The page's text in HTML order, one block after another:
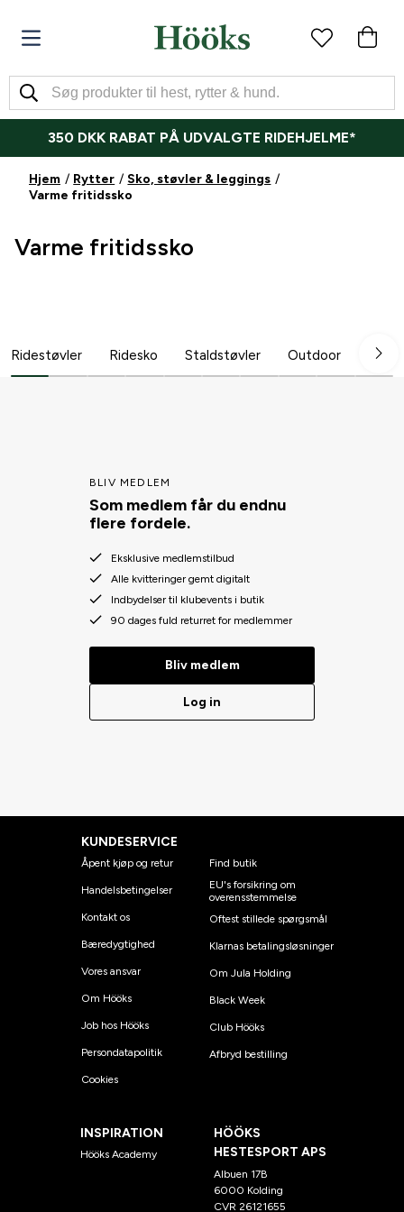
350 DKK RABAT PÅ UDVALGTE RIDEHJELME*
Hjem Rytter
Sko, støvler & leggings
Varme fritidssko
Varme fritidssko
Ridestøvler Ridesko Staldstøvler Outdoor
BLIV MEDLEM
Som medlem får du endnu
flere fordele.
Eksklusive medlemstilbud
Alle kvitteringer gemt digitalt
Indbydelser til klubevents i butik
90 dages fuld returret for medlemmer
Bliv medlem
Log in
KUNDESERVICE
Åpent kjøp og retur
Handelsbetingelser
Kontakt os
Bæredygtighed
Vores ansvar
Om Hööks
Job hos Hööks
Persondatapolitik
Cookies
Find butik
EU's forsikring om
overensstemmelse
Oftest stillede spørgsmål
Klarnas betalingsløsninger
Om Jula Holding
Black Week
Club Hööks
Afbryd bestilling
INSPIRATION
Hööks Academy
HÖÖKS
HESTESPORT APS
Albuen 17B
6000 Kolding
CVR 26121655